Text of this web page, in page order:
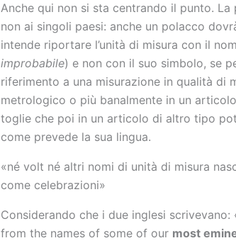
Anche qui non si sta centrando il punto. La
non ai singoli paesi: anche un polacco
intende riportare l’unità di misura con il
improbabile) e non con il suo simbolo, se
riferimento a una misurazione in qualità di
metrologico o più banalmente in un
toglie che poi in un articolo di altro tipo
come prevede la sua lingua.
«né volt né altri nomi di unità di misura
come celebrazioni»
Considerando che i due inglesi
from the names of some of our most